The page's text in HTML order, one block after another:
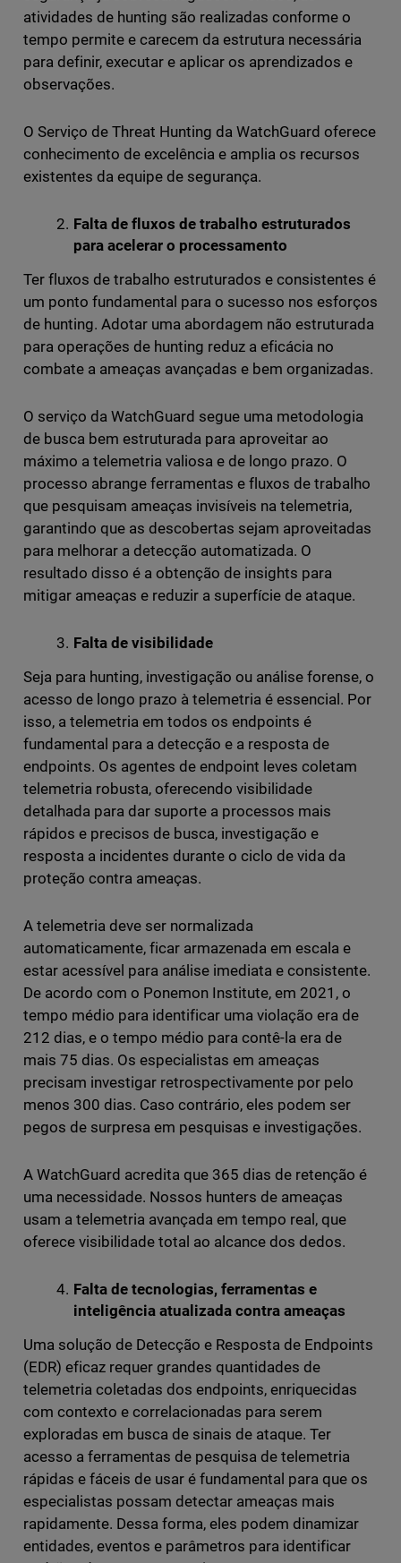
atividades de hunting são realizadas conforme o
tempo permite e carecem da estrutura necessária
para definir, executar e aplicar os aprendizados e
observações.
O Serviço de Threat Hunting da WatchGuard oferece
conhecimento de excelência e amplia os recursos
existentes da equipe de segurança.
Falta de fluxos de trabalho estruturados
para acelerar o processamento
Ter fluxos de trabalho estruturados e consistentes é
um ponto fundamental para o sucesso nos esforços
de hunting. Adotar uma abordagem não estruturada
para operações de hunting reduz a eficácia no
combate a ameaças avançadas e bem organizadas.
O serviço da WatchGuard segue uma metodologia
de busca bem estruturada para aproveitar ao
máximo a telemetria valiosa e de longo prazo. O
processo abrange ferramentas e fluxos de trabalho
que pesquisam ameaças invisíveis na telemetria,
garantindo que as descobertas sejam aproveitadas
para melhorar a detecção automatizada. O
resultado disso é a obtenção de insights para
mitigar ameaças e reduzir a superfície de ataque.
Falta de visibilidade
Seja para hunting, investigação ou análise forense, o
acesso de longo prazo à telemetria é essencial. Por
isso, a telemetria em todos os endpoints é
fundamental para a detecção e a resposta de
endpoints. Os agentes de endpoint leves coletam
telemetria robusta, oferecendo visibilidade
detalhada para dar suporte a processos mais
rápidos e precisos de busca, investigação e
resposta a incidentes durante o ciclo de vida da
proteção contra ameaças.
A telemetria deve ser normalizada
automaticamente, ficar armazenada em escala e
estar acessível para análise imediata e consistente.
De acordo com o Ponemon Institute, em 2021, o
tempo médio para identificar uma violação era de
212 dias, e o tempo médio para contê-la era de
mais 75 dias. Os especialistas em ameaças
precisam investigar retrospectivamente por pelo
menos 300 dias. Caso contrário, eles podem ser
pegos de surpresa em pesquisas e investigações.
A WatchGuard acredita que 365 dias de retenção é
uma necessidade. Nossos hunters de ameaças
usam a telemetria avançada em tempo real, que
oferece visibilidade total ao alcance dos dedos.
Falta de tecnologias, ferramentas e
inteligência atualizada contra ameaças
Uma solução de Detecção e Resposta de Endpoints
(EDR) eficaz requer grandes quantidades de
telemetria coletadas dos endpoints, enriquecidas
com contexto e correlacionadas para serem
exploradas em busca de sinais de ataque. Ter
acesso a ferramentas de pesquisa de telemetria
rápidas e fáceis de usar é fundamental para que os
especialistas possam detectar ameaças mais
rapidamente. Dessa forma, eles podem dinamizar
entidades, eventos e parâmetros para identificar